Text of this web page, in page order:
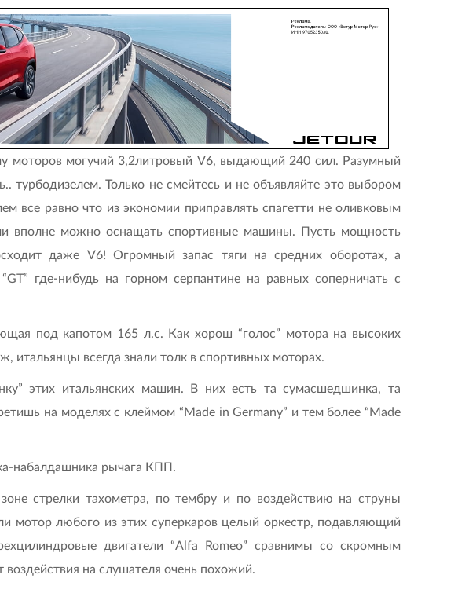
моторов могучий 3,2литровый V6, выдающий 240 сил. Разумный
турбодизелем. Только не смейтесь и не объявляйте это выбором
все равно что из экономии приправлять спагетти не оливковым
вполне можно оснащать спортивные машины. Пусть мощность
даже V6! Огромный запас тяги на средних оборотах, а
где-нибудь на горном серпантине на равных соперничать с
под капотом 165 л.с. Как хорош “голос” мотора на высоких
итальянцы всегда знали толк в спортивных моторах.
этих итальянских машин. В них есть та сумасшедшинка, та
на моделях с клеймом “Made in Germany” и тем более “Made
набалдашника рычага КПП.
стрелки тахометра, по тембру и по воздействию на струны
мотор любого из этих суперкаров целый оркестр, подавляющий
двигатели “Alfa Romeo” сравнимы со скромным
на слушателя очень похожий.